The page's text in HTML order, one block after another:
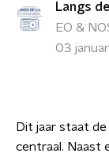
Langs
EO &
03
Dit jaar staat
centraal. Naast